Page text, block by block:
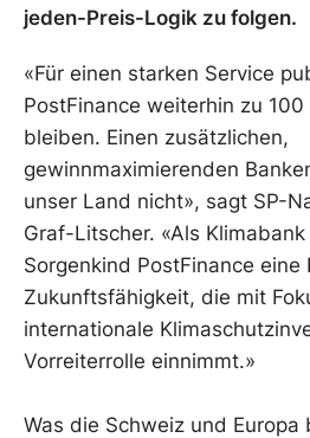
jeden-Preis-Logik zu folgen.
«Für einen starken Service
PostFinance weiterhin zu
bleiben. Einen zusätzlichen,
gewinnmaximierenden
unser Land nicht», sagt SP-
Graf-Litscher. «Als
Sorgenkind PostFinance eine
Zukunftsfähigkeit, die mit
internationale
Vorreiterrolle einnimmt.»
Was die Schweiz und Europa